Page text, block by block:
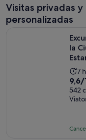
Visitas privadas y
personalizadas
la
La
de
la
de
7 h
9.6
10
9,6/
542